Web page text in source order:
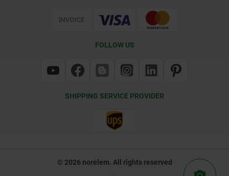
FOLLOW US
SHIPPING SERVICE PROVIDER
© 2026 norelem. All rights reserved